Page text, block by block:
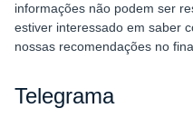
informações não podem ser
estiver interessado em saber
nossas recomendações no
Telegrama